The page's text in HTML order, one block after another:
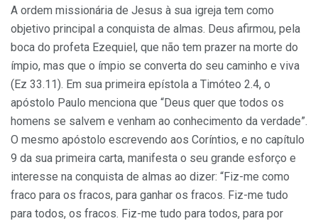
A ordem missionária de Jesus à sua igreja tem como
objetivo principal a conquista de almas. Deus afirmou, pela
boca do profeta Ezequiel, que não tem prazer na morte do
ímpio, mas que o ímpio se converta do seu caminho e viva
(Ez 33.11). Em sua primeira epístola a Timóteo 2.4, o
apóstolo Paulo menciona que “Deus quer que todos os
homens se sal­vem e venham ao conhecimento da verdade”.
O mesmo apóstolo escre­vendo aos Coríntios, e no capítulo
9 da sua primeira carta, manifesta o seu grande esforço e
interesse na conquista de almas ao dizer: “Fiz-me como
fraco para os fracos, para ganhar os fracos. Fiz-me tudo
para todos, os fracos. Fiz-me tudo para todos, para por